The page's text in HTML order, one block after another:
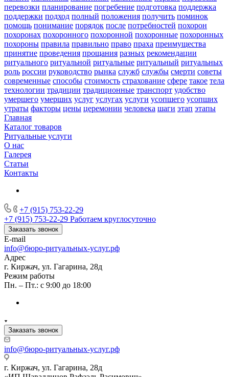
перевозки планирование погребение подготовка поддержка
поддержки подход полный положения получить поминок
помощь понимание порядок после потребностей похорон
похоронах похоронного похоронной похоронные похоронных
похороны правила правильно право праха преимущества
принятие проведения прощания разных рекомендации
ритуального ритуальной ритуальные ритуальный ритуальных
роль россии руководство рынка служб службы смерти советы
современные способы стоимость страхование сфере такое тела
технологии традиции традиционные транспорт удобство
умершего умерших услуг услугах услуги усопшего усопших
утраты факторы цены церемонии человека шаги этап этапы
Главная
Каталог товаров
Ритуальные услуги
О нас
Галерея
Статьи
Контакты
+7 (915) 753-22-29
+7 (915) 753-22-29 Работаем круглосуточно
Заказать звонок
E-mail
info@бюро-ритуальных-услуг.рф
Адрес
г. Киржач, ул. Гагарина, 28д
Режим работы
Пн. – Пт.: с 9:00 до 18:00
Заказать звонок
info@бюро-ритуальных-услуг.рф
г. Киржач, ул. Гагарина, 28д